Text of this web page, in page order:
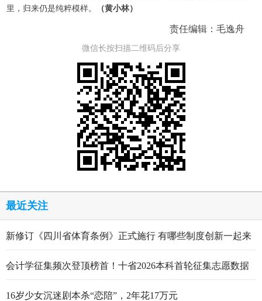
里，归来仍是纯粹模样。
（黄小林）
责任编辑：毛逸舟
微信长按扫描二维码后分享
最近关注
新修订《四川省体育条例》正式施行 有哪些制度创新一起来
会计学征集频次登顶榜首！十省2026本科首轮征集志愿数据
16岁少女沉迷剧本杀“恋陪”，2年花17万元